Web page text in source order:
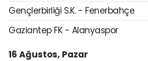
Gençlerbirliği S.K. - Fenerbahçe
Gaziantep FK - Alanyaspor
16 Ağustos, Pazar